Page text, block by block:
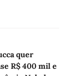
quer
R$ 400 mil e